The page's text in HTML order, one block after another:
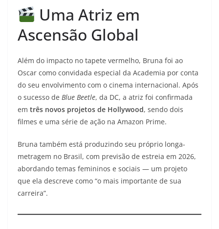
Uma Atriz em
Ascensão Global
Além do impacto no tapete vermelho, Bruna foi ao
Oscar como convidada especial da Academia por conta
do seu envolvimento com o cinema internacional. Após
o sucesso de Blue Beetle, da DC, a atriz foi confirmada
em três novos projetos de Hollywood, sendo dois
filmes e uma série de ação na Amazon Prime.
Bruna também está produzindo seu próprio longa-
metragem no Brasil, com previsão de estreia em 2026,
abordando temas femininos e sociais — um projeto
que ela descreve como “o mais importante de sua
carreira”.